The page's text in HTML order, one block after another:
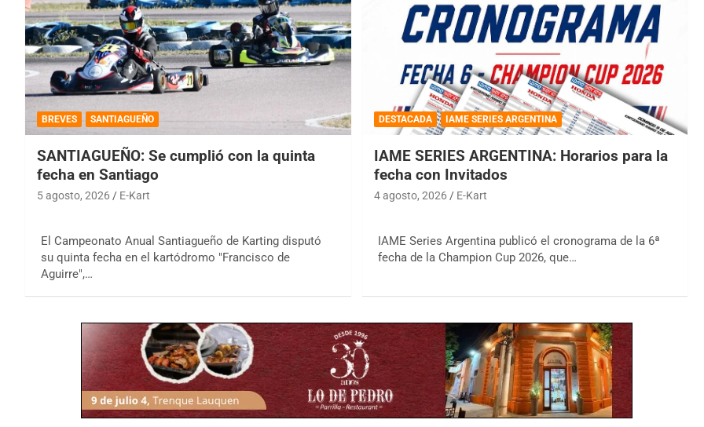
BREVES SANTIAGUEÑO
SANTIAGUEÑO: Se cumplió con la quinta
fecha en Santiago
5 agosto, 2026 E-Kart
El Campeonato Anual Santiagueño de Karting disputó
su quinta fecha en el kartódromo "Francisco de
Aguirre",…
DESTACADA IAME SERIES ARGENTINA
IAME SERIES ARGENTINA: Horarios para la
fecha con Invitados
4 agosto, 2026 E-Kart
IAME Series Argentina publicó el cronograma de la 6ª
fecha de la Champion Cup 2026, que…